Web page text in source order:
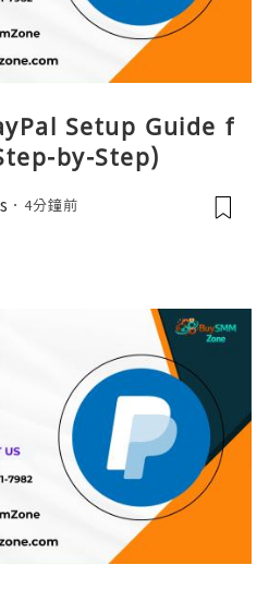
Setup Guide f
by-Step)
4分鐘前